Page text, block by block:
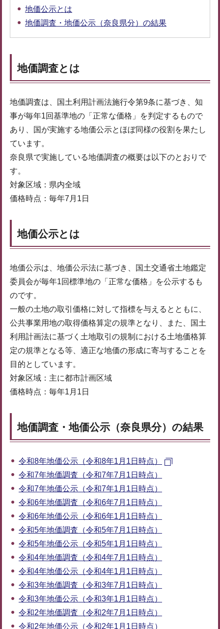
地価公示とは
地価調査・地価公示（奈良県分）の結果
地価調査とは
地価調査は、国土利用計画法施行令第9条に基づき、知
事が毎年1回基準地の「正常な価格」を判定するもので
あり、国が実施する地価公示とほぼ同様の役割を果たし
ています。
奈良県で実施している地価調査の概要は以下のとおりで
す。
対象区域：県内全域
価格時点：毎年7月1日
地価公示とは
地価公示は、地価公示法に基づき、国土交通省土地鑑定
委員会が毎年1回標準地の「正常な価格」を公示するも
のです。
一般の土地の取引価格に対して指標を与えるとともに、
公共事業用地の取得価格算定の規準となり、また、国土
利用計画法に基づく土地取引の規制における土地価格算
定の規準となる等、適正な地価の形成に寄与することを
目的としています。
対象区域：主に都市計画区域
価格時点：毎年1月1日
地価調査・地価公示（奈良県分）の結果
令和8年地価公示（令和8年1月1日時点）
令和7年地価調査（令和7年7月1日時点）
令和7年地価公示（令和7年1月1日時点）
令和6年地価調査（令和6年7月1日時点）
令和6年地価公示（令和6年1月1日時点）
令和5年地価調査（令和5年7月1日時点）
令和5年地価公示（令和5年1月1日時点）
令和4年地価調査（令和4年7月1日時点）
令和4年地価公示（令和4年1月1日時点）
令和3年地価調査（令和3年7月1日時点）
令和3年地価公示（令和3年1月1日時点）
令和2年地価調査（令和2年7月1日時点）
令和2年地価公示（令和2年1月1日時点）